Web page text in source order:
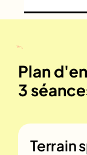
Plan
3
Terrain